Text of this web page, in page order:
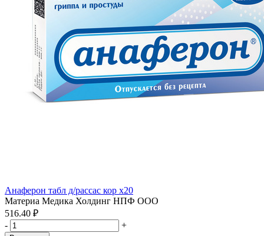
Анаферон табл д/рассас кор x20
Материа Медика Холдинг НПФ ООО
516.40 ₽
-
+